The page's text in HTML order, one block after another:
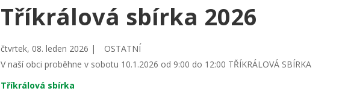
Tříkrálová sbírka 2026
čtvrtek, 08. leden 2026 |
OSTATNÍ
V naší obci proběhne v sobotu 10.1.2026 od 9:00 do 12:00 TŘÍKRÁLOVÁ SBÍRKA
Tříkrálová sbírka